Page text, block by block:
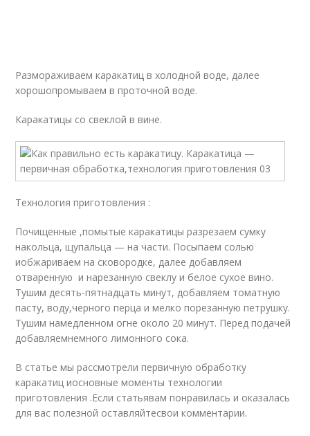
Размораживаем каракатиц в холодной воде, далее
хорошопромываем в проточной воде.
Каракатицы со свеклой в вине.
Технология приготовления :
Почищенные ,помытые каракатицы разрезаем сумку
накольца, щупальца — на части. Посыпаем солью
иобжариваем на сковородке, далее добавляем
отваренную и нарезанную свеклу и белое сухое вино.
Тушим десять-пятнадцать минут, добавляем томатную
пасту, воду,черного перца и мелко порезанную петрушку.
Тушим намедленном огне около 20 минут. Перед подачей
добавляемнемного лимонного сока.
В статье мы рассмотрели первичную обработку
каракатиц иосновные моменты технологии
приготовления .Если статьявам понравилась и оказалась
для вас полезной оставляйтесвои комментарии.